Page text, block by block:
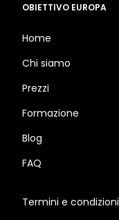
OBIETTIVO EUROPA
Home
Chi siamo
Prezzi
Formazione
Blog
FAQ
Termini e condizioni